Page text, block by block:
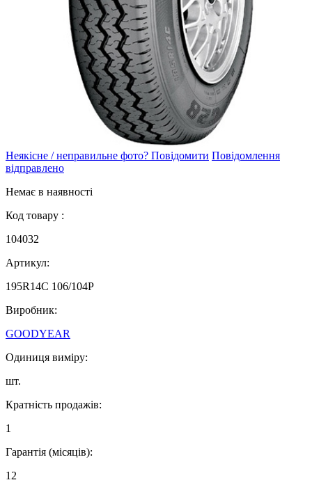
Неякісне / неправильне фото? Повідомити Повідомлення
відправлено
Немає в наявності
Код товару :
104032
Артикул:
195R14C 106/104P
Виробник:
GOODYEAR
Одиниця виміру:
шт.
Кратність продажів:
1
Гарантія (місяців):
12